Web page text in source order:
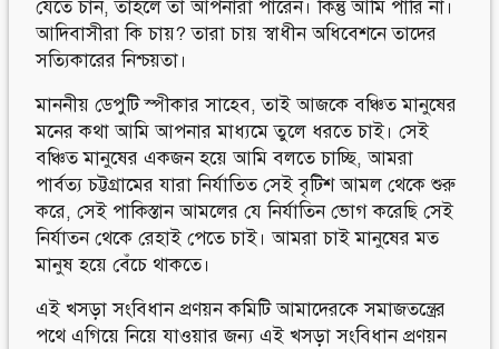
যেতে চান, তাহলে তা আপনারা পারেন। কিন্তু আমি পারি না।
আদিবাসীরা কি চায়? তারা চায় স্বাধীন অধিবেশনে তাদের
সত্যিকারের নিশ্চয়তা।
মাননীয় ডেপুটি স্পীকার সাহেব, তাই আজকে বঞ্চিত মানুষের
মনের কথা আমি আপনার মাধ্যমে তুলে ধরতে চাই। সেই
বঞ্চিত মানুষের একজন হয়ে আমি বলতে চাচ্ছি, আমরা
পার্বত্য চট্টগ্রামের যারা নির্যাতিত সেই বৃটিশ আমল থেকে শুরু
করে, সেই পাকিস্তান আমলের যে নির্যাতিন ভোগ করেছি সেই
নির্যাতন থেকে রেহাই পেতে চাই। আমরা চাই মানুষের মত
মানুষ হয়ে বেঁচে থাকতে।
এই খসড়া সংবিধান প্রণয়ন কমিটি আমাদেরকে সমাজতন্ত্রের
পথে এগিয়ে নিয়ে যাওয়ার জন্য এই খসড়া সংবিধান প্রণয়ন